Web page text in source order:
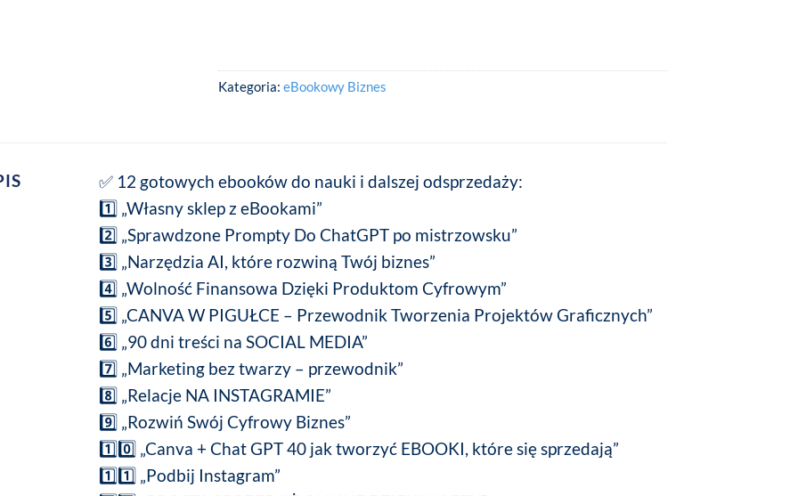
Kategoria: eBookowy Biznes
✅ 12 gotowych ebooków do nauki i dalszej odsprzedaży:
1️⃣ „Własny sklep z eBookami”
2️⃣ „Sprawdzone Prompty Do ChatGPT po mistrzowsku”
3️⃣ „Narzędzia AI, które rozwiną Twój biznes”
4️⃣ „Wolność Finansowa Dzięki Produktom Cyfrowym”
5️⃣ „CANVA W PIGUŁCE – Przewodnik Tworzenia Projektów Graficznych”
6️⃣ „90 dni treści na SOCIAL MEDIA”
7️⃣ „Marketing bez twarzy – przewodnik”
8️⃣ „Relacje NA INSTAGRAMIE”
9️⃣ „Rozwiń Swój Cyfrowy Biznes”
1️⃣0️⃣ „Canva + Chat GPT 40 jak tworzyć EBOOKI, które się sprzedają”
1️⃣1️⃣ „Podbij Instagram”